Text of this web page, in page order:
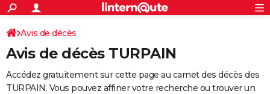
ACTUALITÉS
Politique
Société
Faits Divers
Education
Monde
Villes
+
SPORT
Coupe du monde 2026
Football
Tennis
Cyclisme
Rugby
Forum
Programme TV
TNT
Streaming
Cinéma
Sorties cinéma
Musique
+
FINANCE
Avis de décès
Avis de décès TURPAIN
Accédez gratuitement sur cette page au carnet des décès des
TURPAIN. Vous pouvez affiner votre recherche ou trouver un